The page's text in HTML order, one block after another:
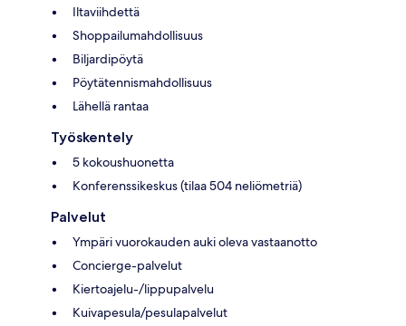
Iltaviihdettä
Shoppailumahdollisuus
Biljardipöytä
Pöytätennismahdollisuus
Lähellä rantaa
Työskentely
5 kokoushuonetta
Konferenssikeskus (tilaa 504 neliömetriä)
Palvelut
Ympäri vuorokauden auki oleva vastaanotto
Concierge-palvelut
Kiertoajelu-/lippupalvelu
Kuivapesula/pesulapalvelut